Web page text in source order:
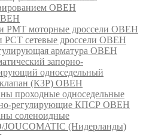
ОВЕН
РМТ моторные дроссели ОВЕН
сетевые дроссели ОВЕН
арматура ОВЕН
запорно-
односедельный
(КЗР) ОВЕН
проходные односедельные
регулирующие КПСР ОВЕН
соленоидные
JOUCOMATIC (Нидерланды)